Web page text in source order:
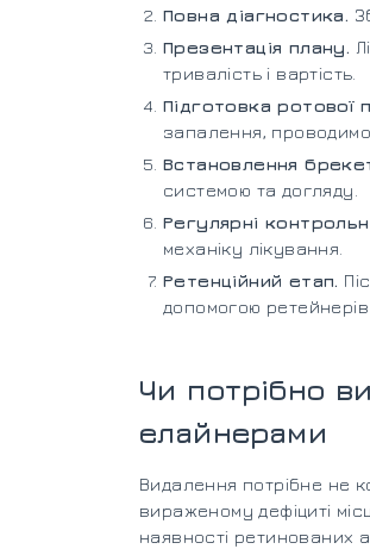
Повна діагностика.
Презентація плану.
тривалість і вартість.
Підготовка ротової
запалення, проводимо
Встановлення
системою та догляду.
Регулярні
механіку лікування.
Ретенційний етап.
допомогою
Чи потрібно
елайнерами
Видалення потрібне не
вираженому дефіциті
наявності ретинованих